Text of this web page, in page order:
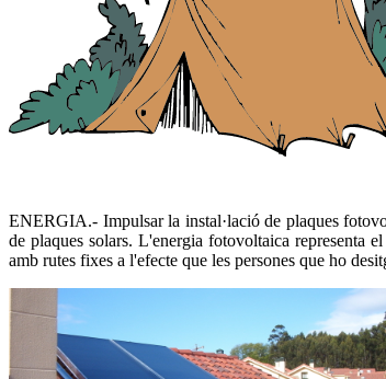
ENERGIA.- Impulsar la instal·lació de plaques
de plaques solars. L'energia fotovoltaica representa
amb rutes fixes a l'efecte que les persones que ho